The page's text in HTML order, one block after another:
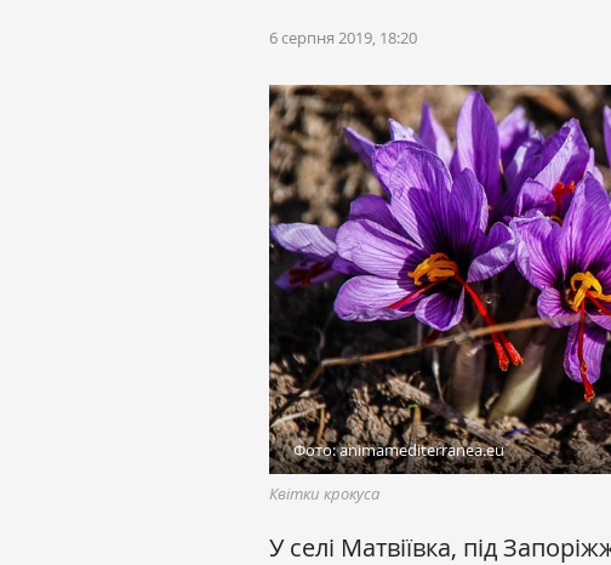
6 серпня 2019, 18:20
Фото: animamediterranea.eu
Квітки крокуса
У селі Матвіївка, під